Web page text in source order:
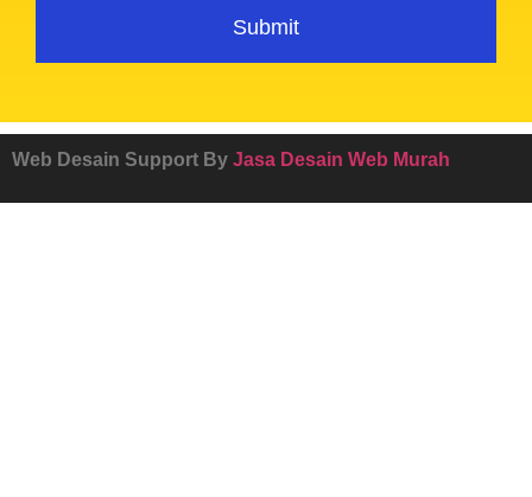
Submit
Web Desain Support By Jasa Desain Web Murah